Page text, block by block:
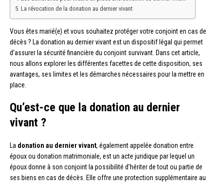
La révocation de la donation au dernier vivant
Vous êtes marié(e) et vous souhaitez protéger votre conjoint en cas de
décès ? La donation au dernier vivant est un dispositif légal qui permet
d’assurer la sécurité financière du conjoint survivant. Dans cet article,
nous allons explorer les différentes facettes de cette disposition, ses
avantages, ses limites et les démarches nécessaires pour la mettre en
place.
Qu’est-ce que la donation au dernier
vivant ?
La donation au dernier vivant, également appelée donation entre
époux ou donation matrimoniale, est un acte juridique par lequel un
époux donne à son conjoint la possibilité d’hériter de tout ou partie de
ses biens en cas de décès. Elle offre une protection supplémentaire au